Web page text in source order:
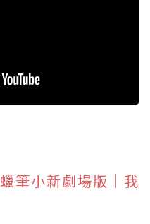
筆小新劇場版｜我